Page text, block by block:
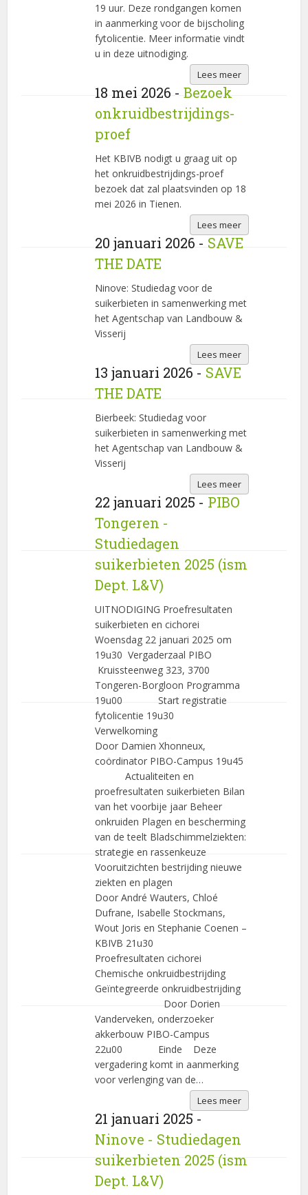
19 uur. Deze rondgangen komen
in aanmerking voor de bijscholing
fytolicentie. Meer informatie vindt
u in deze uitnodiging.
Lees meer
18 mei 2026 - Bezoek
onkruidbestrijdings-
proef
Het KBIVB nodigt u graag uit op
het onkruidbestrijdings-proef
bezoek dat zal plaatsvinden op 18
mei 2026 in Tienen.
Lees meer
20 januari 2026 - SAVE
THE DATE
Ninove: Studiedag voor de
suikerbieten in samenwerking met
het Agentschap van Landbouw &
Visserij
Lees meer
13 januari 2026 - SAVE
THE DATE
Bierbeek: Studiedag voor
suikerbieten in samenwerking met
het Agentschap van Landbouw &
Visserij
Lees meer
22 januari 2025 - PIBO
Tongeren -
Studiedagen
suikerbieten 2025 (ism
Dept. L&V)
UITNODIGING Proefresultaten
suikerbieten en cichorei
Woensdag 22 januari 2025 om
19u30 Vergaderzaal PIBO
Kruissteenweg 323, 3700
Tongeren-Borgloon Programma
19u00 Start registratie
fytolicentie 19u30
Verwelkoming
Door Damien Xhonneux,
coördinator PIBO-Campus 19u45
Actualiteiten en
proefresultaten suikerbieten Bilan
van het voorbije jaar Beheer
onkruiden Plagen en bescherming
van de teelt Bladschimmelziekten:
strategie en rassenkeuze
Vooruitzichten bestrijding nieuwe
ziekten en plagen
Door André Wauters, Chloé
Dufrane, Isabelle Stockmans,
Wout Joris en Stephanie Coenen –
KBIVB 21u30
Proefresultaten cichorei
Chemische onkruidbestrijding
Geïntegreerde onkruidbestrijding
Door Dorien
Vanderveken, onderzoeker
akkerbouw PIBO-Campus
22u00 Einde Deze
vergadering komt in aanmerking
voor verlenging van de…
Lees meer
21 januari 2025 -
Ninove - Studiedagen
suikerbieten 2025 (ism
Dept. L&V)